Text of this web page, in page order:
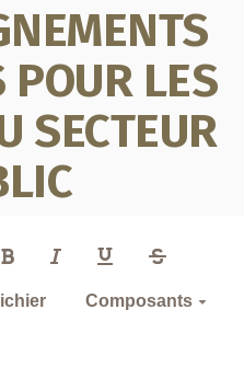
POUR LES
SECTEUR
Composants